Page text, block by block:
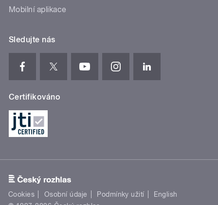
Mobilní aplikace
Sledujte nás
Certifikováno
Cookies Osobní údaje Podmínky užití
English